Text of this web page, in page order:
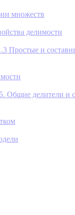
множеств
делимости
Простые и
Общие делители и